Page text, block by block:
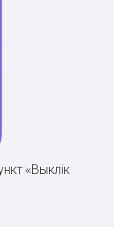
«Выклік